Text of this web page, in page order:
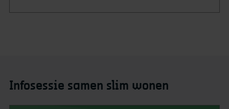
Infosessie samen slim wonen